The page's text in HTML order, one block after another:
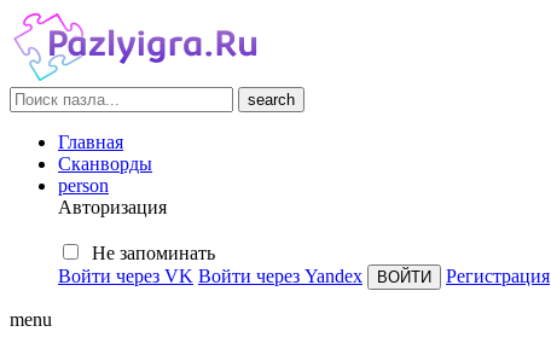
search
Главная
Сканворды
person
Авторизация
Не запоминать
Войти через VK Войти через Yandex Регистрация
menu